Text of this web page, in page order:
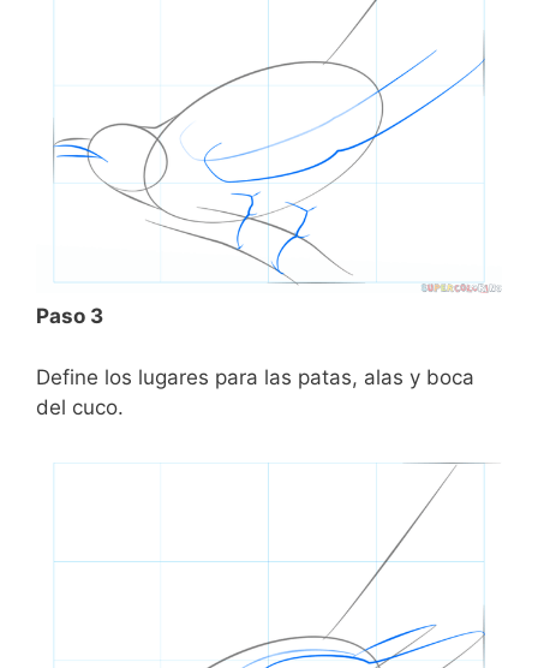
Paso 3
Define los lugares para las patas, alas y boca
del cuco.